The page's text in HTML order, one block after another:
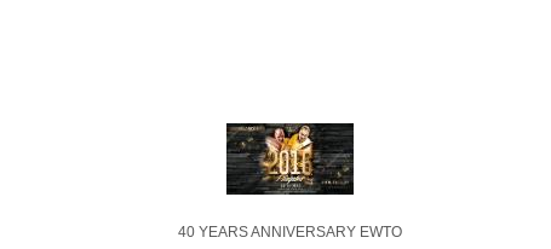
40 YEARS ANNIVERSARY EWTO